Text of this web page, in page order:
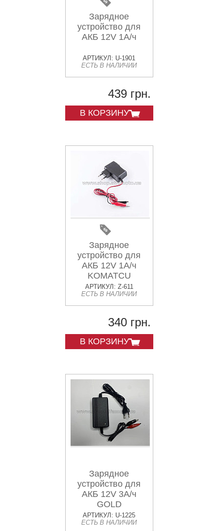
Зарядное
устройство для
АКБ 12V 1А/ч
АРТИКУЛ: U-1901
ЕСТЬ В НАЛИЧИИ
439 грн.
В КОРЗИНУ
Зарядное
устройство для
АКБ 12V 1А/ч
KOMATCU
АРТИКУЛ: Z-611
ЕСТЬ В НАЛИЧИИ
340 грн.
В КОРЗИНУ
Зарядное
устройство для
АКБ 12V 3А/ч
GOLD
АРТИКУЛ: U-1225
ЕСТЬ В НАЛИЧИИ